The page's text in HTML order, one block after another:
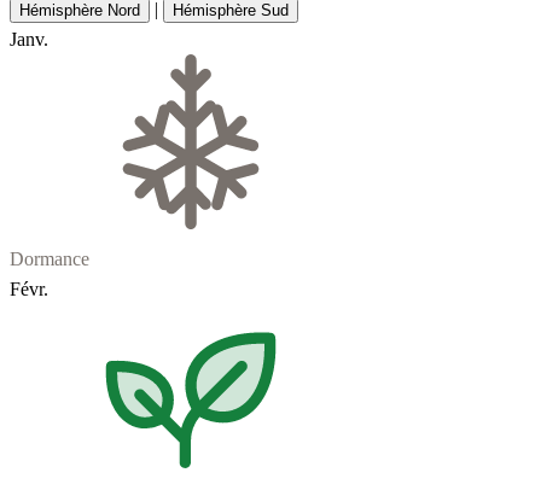
Hémisphère Nord | Hémisphère Sud
Janv.
Dormance
Févr.